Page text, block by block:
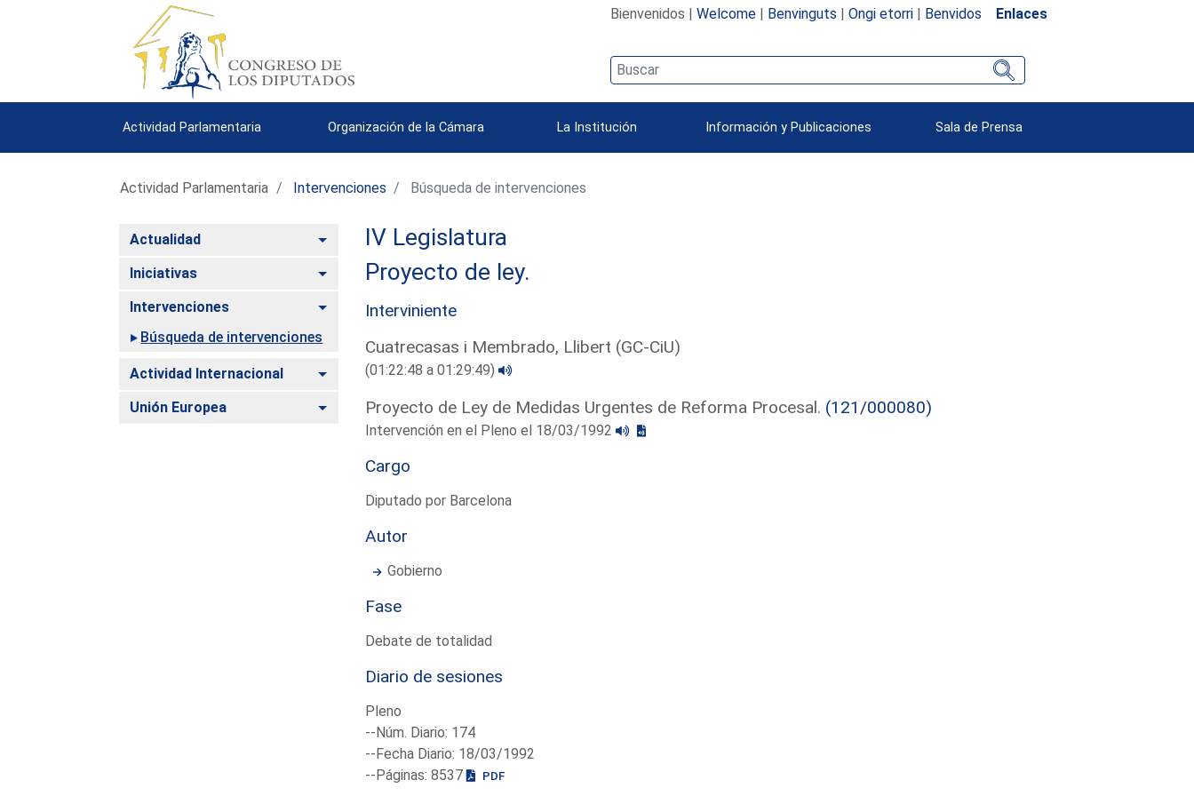
Bienvenidos | Welcome| Benvinguts | Ongi etorri| Benvidos Enlaces
Actividad Parlamentaria Organización de la Cámara La Institución Información y Publicaciones Sala de Prensa
Actividad Parlamentaria Intervenciones Búsqueda de intervenciones
Actualidad Alternar
Iniciativas Alternar
Intervenciones
Alternar
Búsqueda de intervenciones
Actividad Internacional Alternar
Unión Europea Alternar
IV Legislatura
Proyecto de ley.
Interviniente
Cuatrecasas i Membrado, Llibert (GC-CiU)
(01:22:48 a 01:29:49)
Proyecto de Ley de Medidas Urgentes de Reforma Procesal. (121/000080)
Intervención en el Pleno el 18/03/1992
Cargo
Diputado por Barcelona
Autor
Gobierno
Fase
Debate de totalidad
Diario de sesiones
Pleno
--Núm. Diario: 174
--Fecha Diario: 18/03/1992
--Páginas: 8537
PDF